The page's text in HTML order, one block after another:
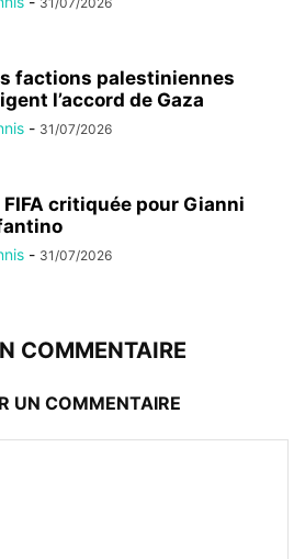
factions palestiniennes
l’accord de Gaza
- 31/07/2026
FIFA critiquée pour Gianni
- 31/07/2026
COMMENTAIRE
UN COMMENTAIRE